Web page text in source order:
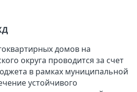
домов на
округа проводится за счет
в рамках муниципальной
устойчивого